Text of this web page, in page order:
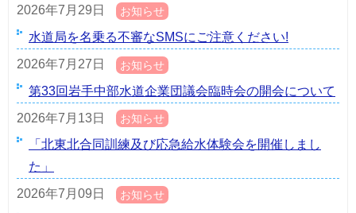
2026年7月29日 お知らせ
水道局を名乗る不審なSMSにご注意ください!
2026年7月27日
お知らせ
第33回岩手中部水道企業団議会臨時会の開会について
2026年7月13日
お知らせ
「北東北合同訓練及び応急給水体験会を開催しまし
た」
2026年7月09日
お知らせ